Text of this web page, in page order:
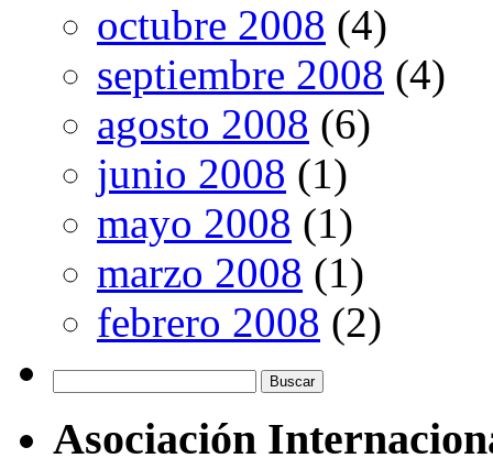
octubre 2008 (4)
septiembre 2008 (4)
agosto 2008 (6)
junio 2008 (1)
mayo 2008 (1)
marzo 2008 (1)
febrero 2008 (2)
Asociación